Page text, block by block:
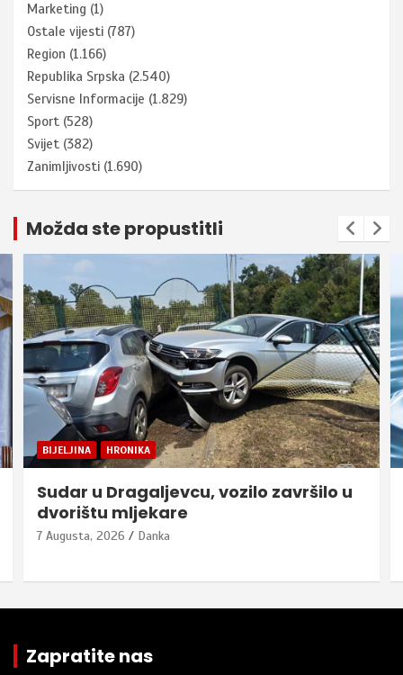
Marketing (1)
Ostale vijesti (787)
Region (1.166)
Republika Srpska (2.540)
Servisne Informacije (1.829)
Sport (528)
Svijet (382)
Zanimljivosti (1.690)
Možda ste propustitli
BIJELJINA HRONIKA
Sudar u Dragaljevcu, vozilo završilo u
dvorištu mljekare
7 Augusta, 2026 Danka
Zapratite nas